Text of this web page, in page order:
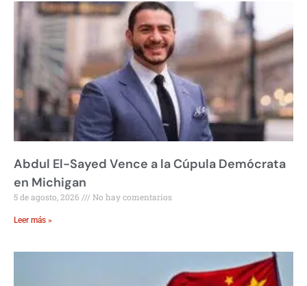
Abdul El-Sayed Vence a la Cúpula Demócrata
en Michigan
5 de agosto, 2026 No hay comentarios
Leer más »